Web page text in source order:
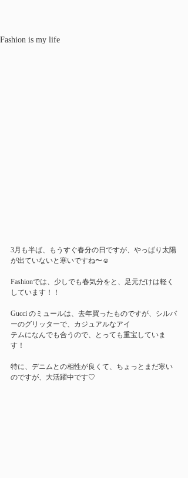
Fashion is my life
3月も半ば、もうすぐ春分の日ですが、やっぱり太陽
が出ていないと寒いですね〜☺
Fashionでは、少しでも春気分をと、足元だけは軽く
しています！！
Gucci のミュールは、去年買ったものですが、シルバ
ーのグリッターで、カジュアルなアイ
テムになんでも合うので、とっても重宝していま
す！
特に、デニムとの相性が良くて、ちょっとまだ寒い
のですが、大活躍中です♡